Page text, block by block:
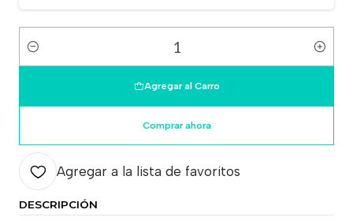
Cantidad
Agregar al Carro
Comprar ahora
Agregar a la lista de favoritos
DESCRIPCIÓN